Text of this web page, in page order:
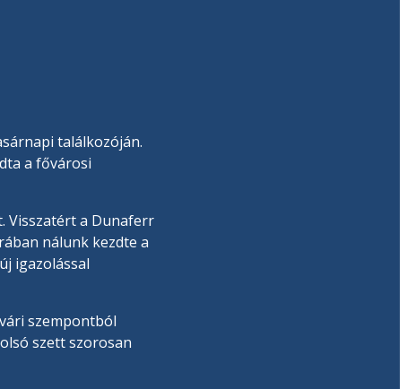
találkozóján.
a fővárosi
Visszatért a Dunaferr
nálunk kezdte a
igazolással
szempontból
szett szorosan